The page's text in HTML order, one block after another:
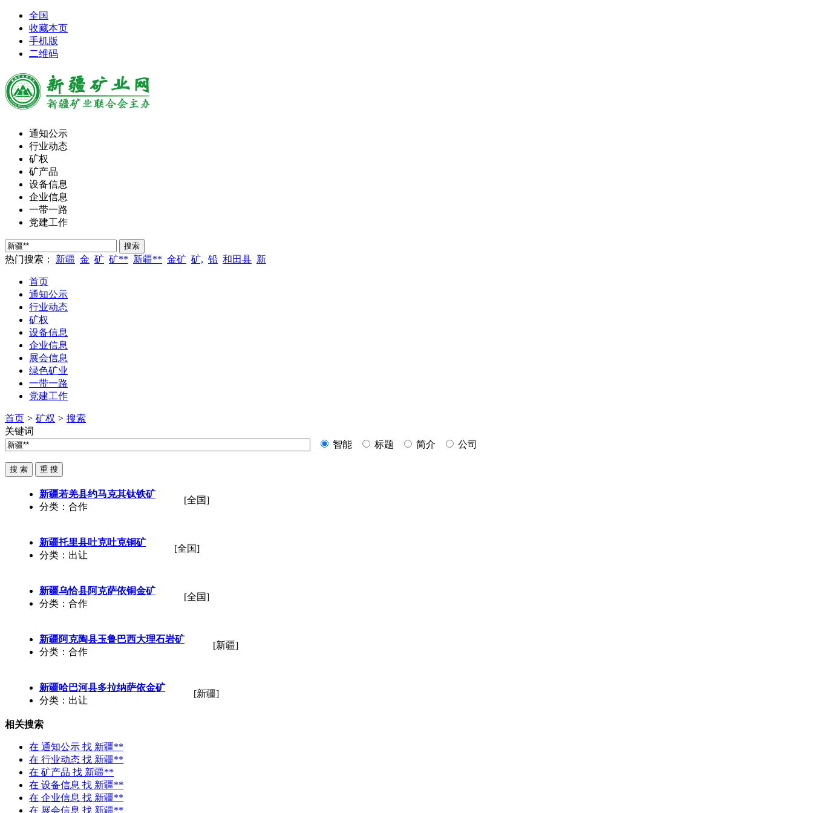
全国
收藏本页
手机版
二维码
通知公示
行业动态
矿权
矿产品
设备信息
企业信息
一带一路
党建工作
热门搜索： 新疆 金 矿 矿** 新疆** 金矿 矿, 铅 和田县 新
首页
通知公示
行业动态
矿权
设备信息
企业信息
展会信息
绿色矿业
一带一路
党建工作
首页 > 矿权 > 搜索
关键词
智能
标题 简介 公司
新疆若羌县约马克其钛铁矿
分类：合作
[全国]
新疆托里县吐克吐克铜矿
分类：出让
[全国]
新疆乌恰县阿克萨依铜金矿
分类：合作
[全国]
新疆阿克陶县玉鲁巴西大理石岩矿
分类：合作
[新疆]
新疆哈巴河县多拉纳萨依金矿
分类：出让
[新疆]
相关搜索
在 通知公示 找 新疆**
在 行业动态 找 新疆**
在 矿产品 找 新疆**
在 设备信息 找 新疆**
在 企业信息 找 新疆**
在 展会信息 找 新疆**